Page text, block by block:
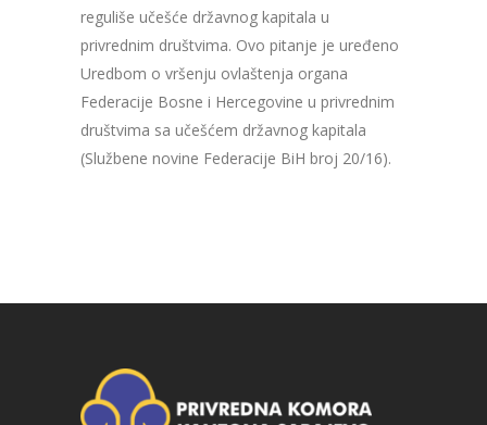
reguliše učešće državnog kapitala u
privrednim društvima. Ovo pitanje je uređeno
Uredbom o vršenju ovlaštenja organa
Federacije Bosne i Hercegovine u privrednim
društvima sa učešćem državnog kapitala
(Službene novine Federacije BiH broj 20/16).